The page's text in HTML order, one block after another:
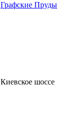
Графские Пруды
Киевское шоссе